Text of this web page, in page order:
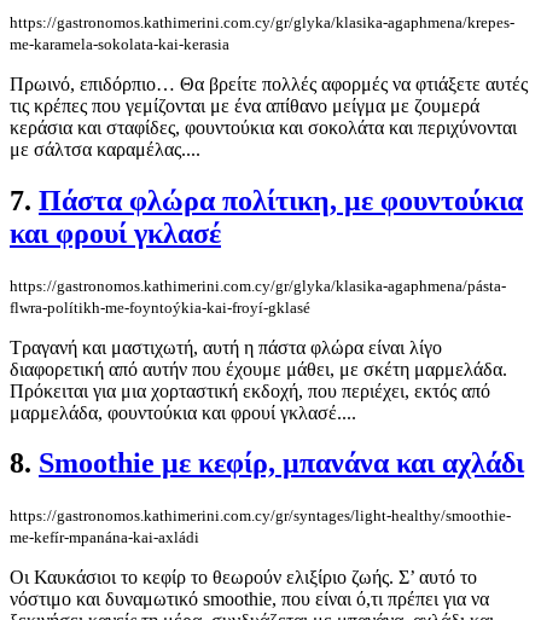
https://gastronomos.kathimerini.com.cy/gr/glyka/klasika-agaphmena/krepes-
me-karamela-sokolata-kai-kerasia
Πρωινό, επιδόρπιο… Θα βρείτε πολλές αφορμές να φτιάξετε αυτές
τις κρέπες που γεμίζονται με ένα απίθανο μείγμα με ζουμερά
κεράσια και σταφίδες, φουντούκια και σοκολάτα και περιχύνονται
με σάλτσα καραμέλας....
7. Πάστα φλώρα πολίτικη, με φουντούκια
και φρουί γκλασέ
https://gastronomos.kathimerini.com.cy/gr/glyka/klasika-agaphmena/pásta-
flwra-polítikh-me-foyntoýkia-kai-froyí-gklasé
Τραγανή και μαστιχωτή, αυτή η πάστα φλώρα είναι λίγο
διαφορετική από αυτήν που έχουμε μάθει, με σκέτη μαρμελάδα.
Πρόκειται για μια χορταστική εκδοχή, που περιέχει, εκτός από
μαρμελάδα, φουντούκια και φρουί γκλασέ....
8. Smoothie με κεφίρ, μπανάνα και αχλάδι
https://gastronomos.kathimerini.com.cy/gr/syntages/light-healthy/smoothie-
me-kefír-mpanána-kai-axládi
Οι Καυκάσιοι το κεφίρ το θεωρούν ελιξίριο ζωής. Σ’ αυτό το
νόστιμο και δυναμωτικό smoothie, που είναι ό,τι πρέπει για να